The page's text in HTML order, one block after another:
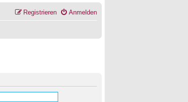
Anmelden
Registrieren